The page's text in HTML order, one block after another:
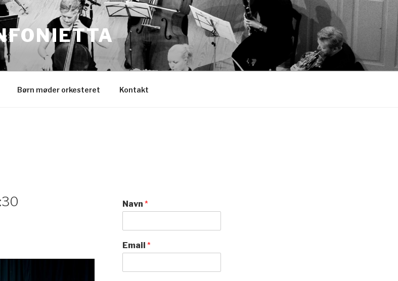
Børn møder orkesteret Kontakt
Navn *
Email *